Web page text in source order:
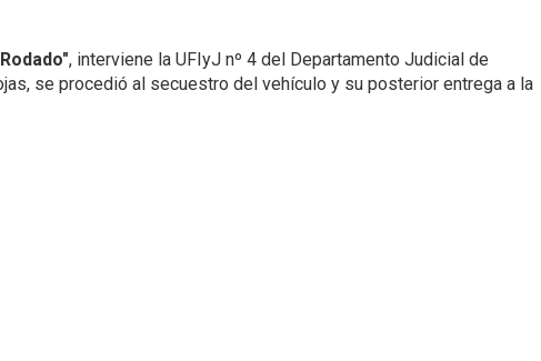
, interviene la UFIyJ nº 4 del Departamento Judicial de
se procedió al secuestro del vehículo y su posterior entrega a la